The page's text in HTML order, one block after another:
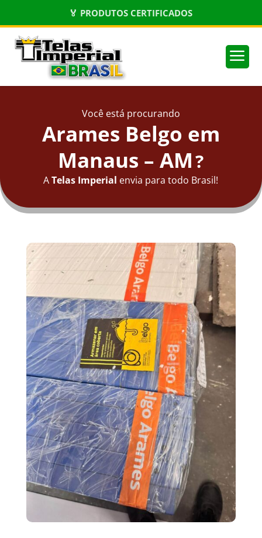
🏅 PRODUTOS CERTIFICADOS
a
Você está procurando
Arames Belgo em
Manaus – AM?
ATelas Imperial envia para todo Brasil!